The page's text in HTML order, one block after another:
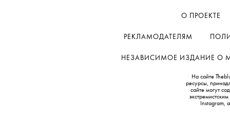
О ПРОЕКТЕ
РЕКЛАМОДАТЕЛЯМ
НЕЗАВИСИМОЕ ИЗДАНИЕ О
На сайте
ресурсы,
сайте могут
Instagram,